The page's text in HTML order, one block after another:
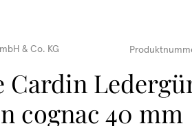
& Co. KG
Cardin
cognac 40 mm